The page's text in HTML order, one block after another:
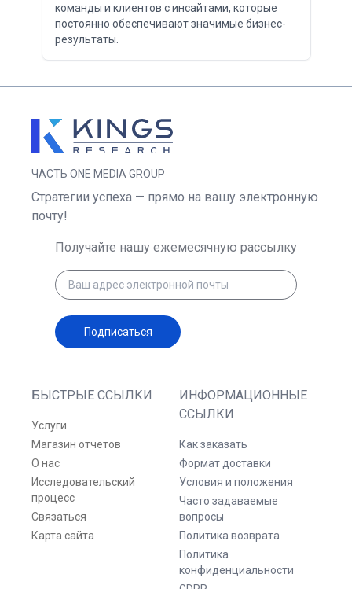
команды и клиентов с инсайтами, которые
постоянно обеспечивают значимые бизнес-
результаты.
ЧАСТЬ ONE MEDIA GROUP
БЫСТРЫЕ ССЫЛКИ
Услуги
Магазин отчетов
О нас
Исследовательский
процесс
Связаться
Карта сайта
ИНФОРМАЦИОННЫЕ
ССЫЛКИ
Как заказать
Формат доставки
Условия и положения
Часто задаваемые
вопросы
Политика возврата
Политика
конфиденциальности
Стратегии успеха — прямо на вашу электронную
почту!
Получайте нашу ежемесячную рассылку
Подписаться